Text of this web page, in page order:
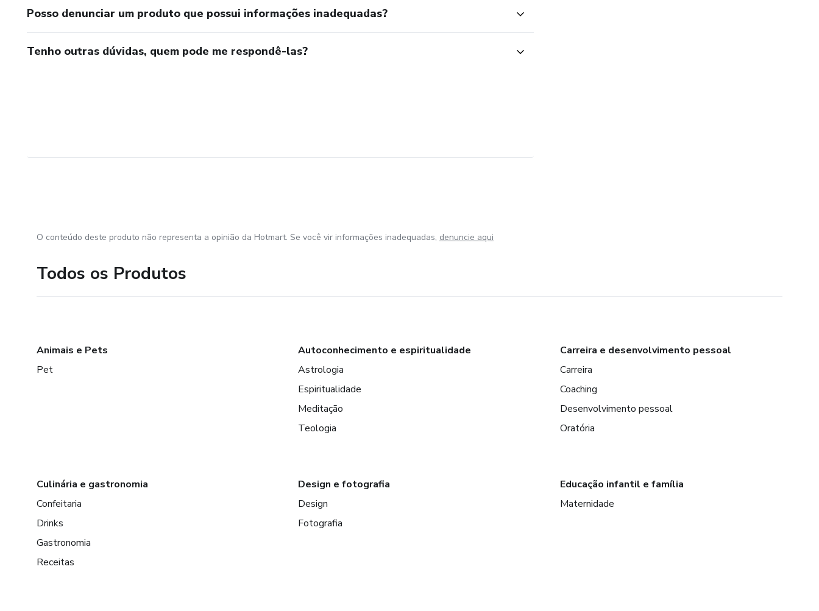
Posso denunciar um produto que possui informações inadequadas?
Tenho outras dúvidas, quem pode me respondê-las?
O conteúdo deste produto não representa a opinião da Hotmart. Se você vir informações inadequadas, denuncie aqui
Todos os Produtos
Animais e Pets
Pet
Autoconhecimento e espiritualidade
Astrologia
Espiritualidade
Meditação
Teologia
Carreira e desenvolvimento pessoal
Carreira
Coaching
Desenvolvimento pessoal
Oratória
Culinária e gastronomia
Confeitaria
Drinks
Gastronomia
Receitas
Design e fotografia
Design
Fotografia
Educação infantil e família
Maternidade